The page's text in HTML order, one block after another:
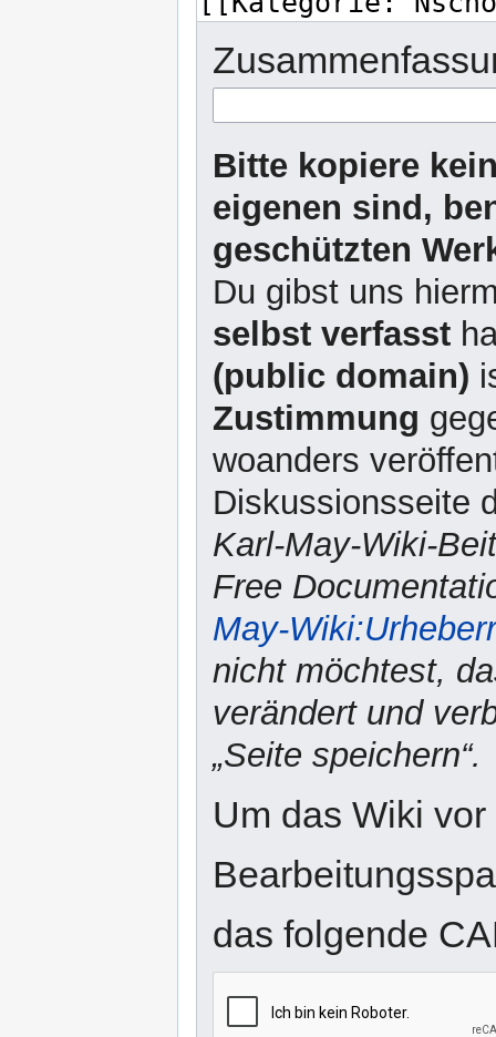
Bitte kopiere
eigenen sind,
geschützten
Du gibst uns
selbst verfasst
(public domain)
Zustimmung
woanders
Diskussionsseite
Karl-May-Wiki-
Free
May-
nicht möchtest,
verändert und
„Seite speichern“.
Um das Wiki
das folgende